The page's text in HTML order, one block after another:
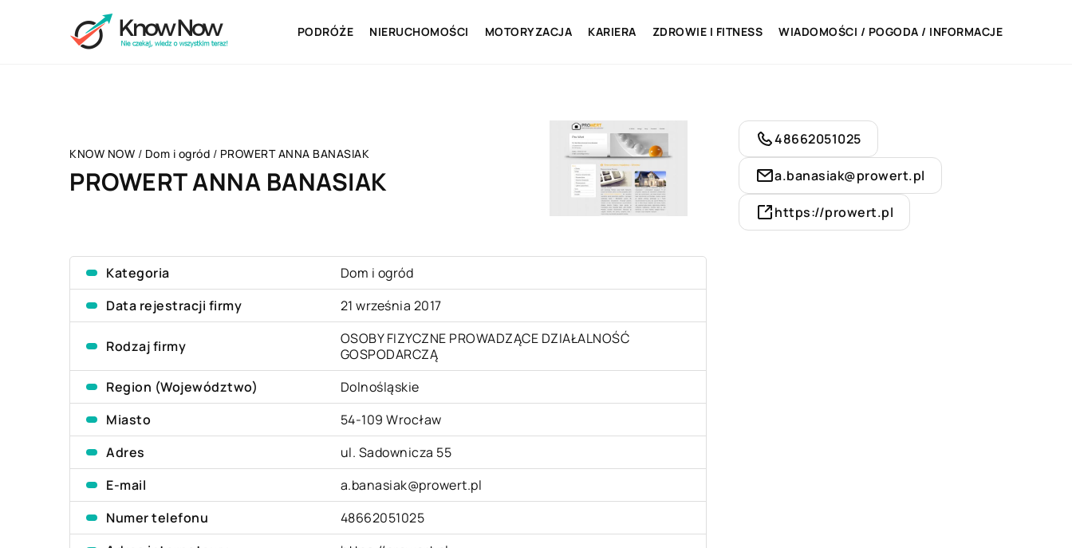
PODRÓŻE NIERUCHOMOŚCI MOTORYZACJA KARIERA ZDROWIE I FITNESS WIADOMOŚCI / POGODA / INFORMACJE
KNOW NOW / Dom i ogród / PROWERT ANNA BANASIAK
PROWERT ANNA BANASIAK
Kategoria
Dom i ogród
Data rejestracji firmy
21 września 2017
Rodzaj firmy
OSOBY FIZYCZNE PROWADZĄCE DZIAŁALNOŚĆ
GOSPODARCZĄ
Region (Województwo)
Dolnośląskie
Miasto
54-109 Wrocław
Adres
ul. Sadownicza 55
E-mail
a.banasiak@prowert.pl
Numer telefonu
48662051025
48662051025
a.banasiak@prowert.pl
https://prowert.pl